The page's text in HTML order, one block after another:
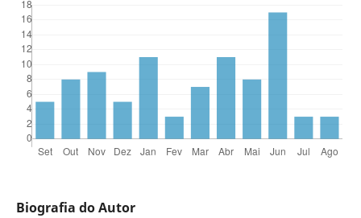
Biografia do Autor